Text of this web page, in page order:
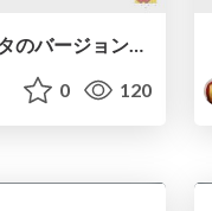
deeplakeによる大規模データのバージョン管理と深層学習フレームワークとの接続
0 120